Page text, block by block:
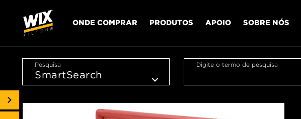
ONDE COMPRAR PRODUTOS APOIO SOBRE NÓS
Pesquisa Digite o termo de pesquisa